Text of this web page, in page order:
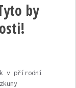
by
v přírodní